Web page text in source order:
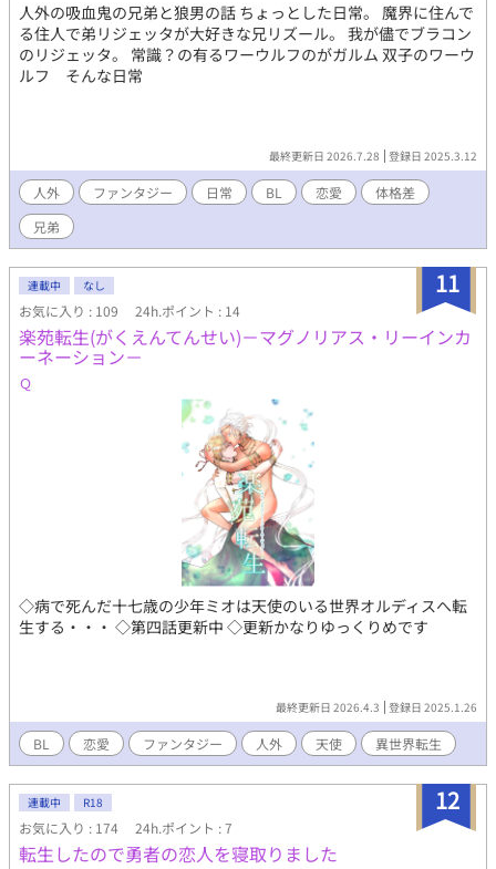
人外の吸血鬼の兄弟と狼男の話 ちょっとした日常。 魔界に住んで
る住人で弟リジェッタが大好きな兄リズール。 我が儘でブラコン
のリジェッタ。 常識？の有るワーウルフのがガルム 双子のワーウ
ルフ そんな日常
最終更新日 2026.7.28 登録日 2025.3.12
人外 ファンタジー 日常 BL 恋愛
体格差
兄弟
11
連載中 なし
お気に入り : 109 24h.ポイント : 14
楽苑転生(がくえんてんせい)－マグノリアス・リーインカ
ーネーション－
Ｑ
◇病で死んだ十七歳の少年ミオは天使のいる世界オルディスへ転
生する・・・ ◇第四話更新中 ◇更新かなりゆっくりめです
最終更新日 2026.4.3 登録日 2025.1.26
BL 恋愛 ファンタジー 人外 天使 異世界転生
12
連載中 R18
お気に入り : 174 24h.ポイント : 7
転生したので勇者の恋人を寝取りました